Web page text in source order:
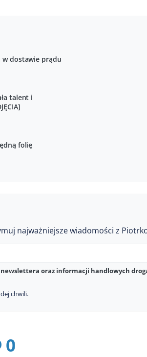
w dostawie prądu
talent i
folię
najważniejsze wiadomości z
oraz informacji handlowych
chwili.
0